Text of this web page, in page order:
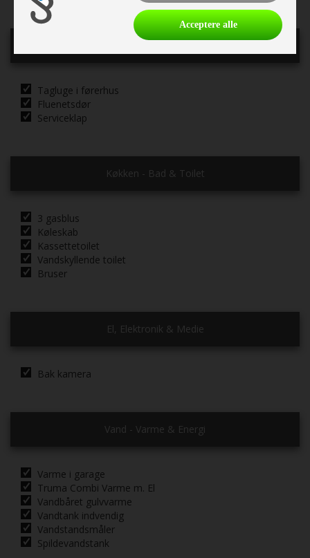
Tagluge i førerhus
Fluenetsdør
Serviceklap
Køkken - Bad & Toilet
3 gasblus
Køleskab
Kassettetoilet
Vandskyllende toilet
Bruser
El, Elektronik & Medie
Bak kamera
Vand - Varme & Energi
Varme i garage
Truma Combi Varme m. El
Vandbåret gulvvarme
Vandtank indvendig
Vandstandsmåler
Spildevandstank
Acceptere alle